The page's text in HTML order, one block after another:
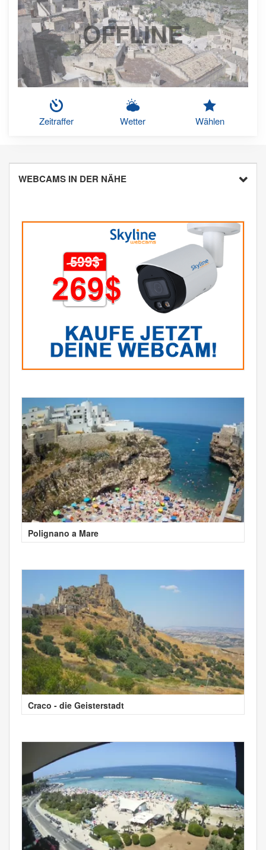
OFFLINE
Zeitraffer Wetter Wählen
WEBCAMS IN DER NÄHE
Polignano a Mare
Craco - die Geisterstadt